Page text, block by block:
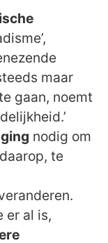
maar
gaan, noemt
nodig om
te
er al is,